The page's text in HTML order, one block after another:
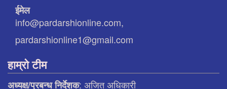
ईमेल
info@pardarshionline.com,
pardarshionline1@gmail.com
हाम्रो टीम
अध्यक्ष/प्रबन्ध निर्देशक: अजित अधिकारी